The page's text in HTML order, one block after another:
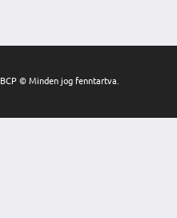
BCP © Minden jog fenntartva.